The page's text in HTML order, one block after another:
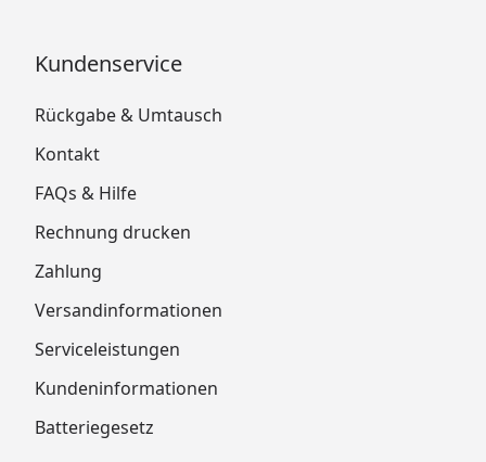
Kundenservice
Rückgabe & Umtausch
Kontakt
FAQs & Hilfe
Rechnung drucken
Zahlung
Versandinformationen
Serviceleistungen
Kundeninformationen
Batteriegesetz